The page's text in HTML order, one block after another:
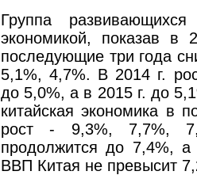
Группа
экономикой, показав
последующие три года
5,1%, 4,7%. В 2014 г.
до 5,0%, а в 2015 г. до
китайская экономика в
рост - 9,3%, 7,7%,
продолжится до 7,4%,
ВВП Китая не превысит